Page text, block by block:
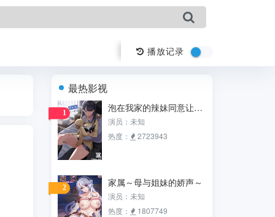
播放记录
最热影视
1 泡在我家的辣妹同意让我使用她的小穴
演员：未知
热度：
2723943
2 家属～母与姐妹的娇声～
演员：未知
热度：
1807749